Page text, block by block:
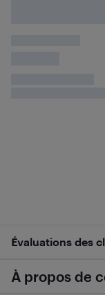
Évaluations des
À propos de